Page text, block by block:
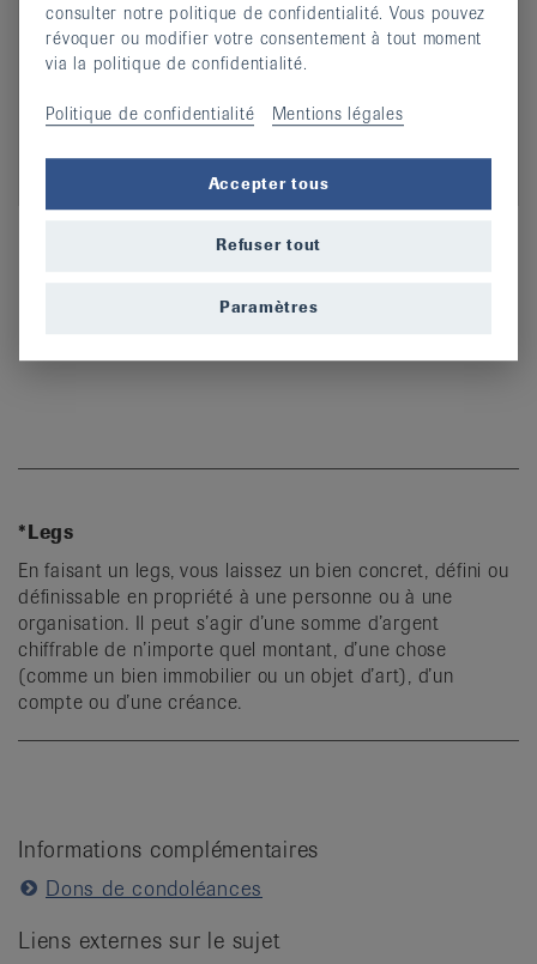
Directrice
044 487 40 00
*Legs
En faisant un legs, vous laissez un bien concret, défini ou
définissable en propriété à une personne ou à une
organisation. Il peut s’agir d’une somme d’argent
chiffrable de n’importe quel montant, d’une chose
(comme un bien immobilier ou un objet d’art), d’un
compte ou d’une créance.
Informations complémentaires
Dons de condoléances
Liens externes sur le sujet
consulter notre politique de confidentialité. Vous pouvez
révoquer ou modifier votre consentement à tout moment
via la politique de confidentialité.
Politique de confidentialité Mentions légales
Accepter tous
Refuser tout
Paramètres